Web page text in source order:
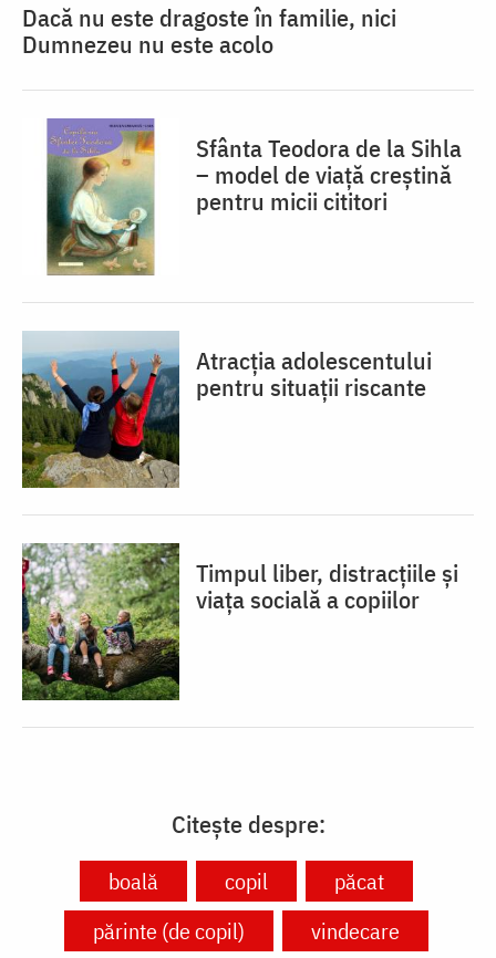
Dacă nu este dragoste în familie, nici
Dumnezeu nu este acolo
Sfânta Teodora de la Sihla
– model de viaţă creştină
pentru micii cititori
Atracția adolescentului
pentru situații riscante
Timpul liber, distracțiile și
viața socială a copiilor
Citește despre:
boală copil
păcat
părinte (de copil)
vindecare